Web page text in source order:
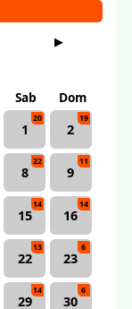
▶
Sab
Dom
1
20
2
19
8
22
9
11
15
14
16
14
22
13
23
6
29
14
30
6